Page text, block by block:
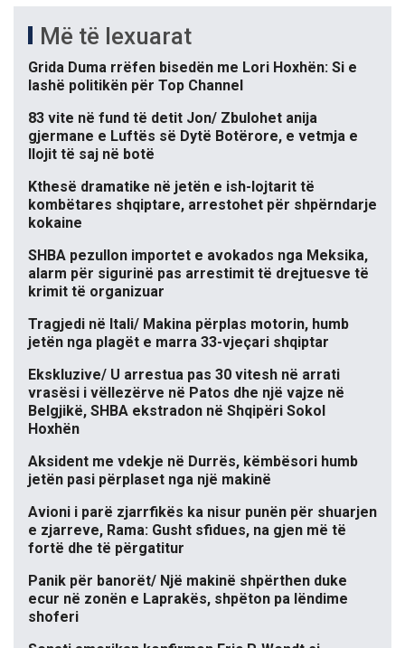
Më të lexuarat
Grida Duma rrëfen bisedën me Lori Hoxhën: Si e
lashë politikën për Top Channel
83 vite në fund të detit Jon/ Zbulohet anija
gjermane e Luftës së Dytë Botërore, e vetmja e
llojit të saj në botë
Kthesë dramatike në jetën e ish-lojtarit të
kombëtares shqiptare, arrestohet për shpërndarje
kokaine
SHBA pezullon importet e avokados nga Meksika,
alarm për sigurinë pas arrestimit të drejtuesve të
krimit të organizuar
Tragjedi në Itali/ Makina përplas motorin, humb
jetën nga plagët e marra 33-vjeçari shqiptar
Ekskluzive/ U arrestua pas 30 vitesh në arrati
vrasësi i vëllezërve në Patos dhe një vajze në
Belgjikë, SHBA ekstradon në Shqipëri Sokol
Hoxhën
Aksident me vdekje në Durrës, këmbësori humb
jetën pasi përplaset nga një makinë
Avioni i parë zjarrfikës ka nisur punën për shuarjen
e zjarreve, Rama: Gusht sfidues, na gjen më të
fortë dhe të përgatitur
Panik për banorët/ Një makinë shpërthen duke
ecur në zonën e Laprakës, shpëton pa lëndime
shoferi